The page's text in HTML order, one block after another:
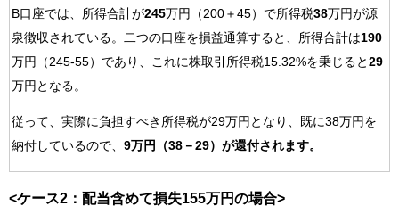
B口座では、所得合計が245万円（200＋45）で所得税38万円が源
泉徴収されている。二つの口座を損益通算すると、所得合計は190
万円（245-55）であり、これに株取引所得税15.32%を乗じると 29
万円となる。
従って、実際に負担すべき所得税が29万円となり、既に38万円を
納付しているので、 9万円（38－29）が還付されます。
<ケース2：配当含めて損失155万円の場合>